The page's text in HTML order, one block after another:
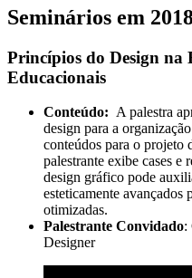
Seminários em
Princípios do Design na
Educacionais
Conteúdo: A palestra
design para a
conteúdos para o projeto
palestrante exibe cases e
design gráfico pode
esteticamente avançados
otimizadas.
Palestrante Convidado:
Designer